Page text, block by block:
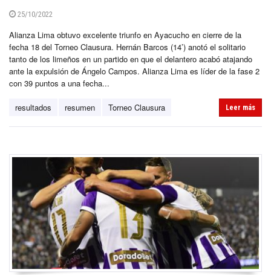
25/10/2022
Alianza Lima obtuvo excelente triunfo en Ayacucho en cierre de la
fecha 18 del Torneo Clausura. Hernán Barcos (14’) anotó el solitario
tanto de los limeños en un partido en que el delantero acabó atajando
ante la expulsión de Ángelo Campos. Alianza Lima es líder de la fase 2
con 39 puntos a una fecha...
resultados resumen Torneo Clausura Leer más